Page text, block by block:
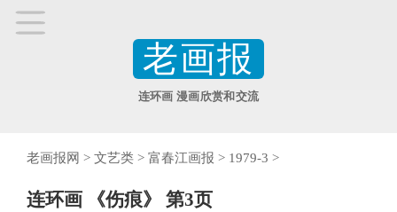
老画报
连环画 漫画欣赏和交流
老画报网 > 文艺类 > 富春江画报 > 1979-3 >
连环画 《伤痕》 第3页